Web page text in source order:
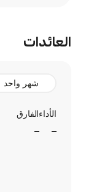
العائدات
شهر واحد
الأداءالفارق